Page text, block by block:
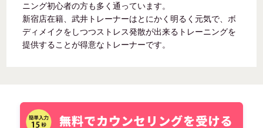
ニング初心者の方も多く通っています。
新宿店在籍、武井トレーナーはとにかく明るく元気で、ボ
ディメイクをしつつストレス発散が出来るトレーニングを
提供することが得意なトレーナーです。